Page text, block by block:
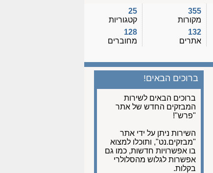
355
מקורות
132
אתרים
25
קטגוריות
128
מחוברים
ברוכים הבאים!
ברוכים הבאים לשירות
המבזקים החדש של אתר
"פרש"!
השירות ניתן על ידי אתר
"מבזקים.נט", ותוכלו למצוא
בו אפשרויות חדשות, כמו גם
אפשרות לגלוש מהסלולרי
בקלות.